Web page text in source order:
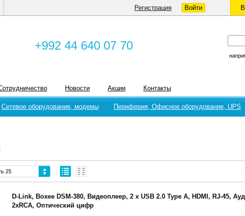
Регистрация Войти
+992 44 640 07 70
Новости Акции Контакты
Сетевое оборудование, модемы Периферия, Офисное оборудование, UPS
25
D-Link, Boxee DSM-380, Видеоплеер, 2 x USB 2.0 Type A, HDMI, RJ-45,
2xRCA, Оптический цифр